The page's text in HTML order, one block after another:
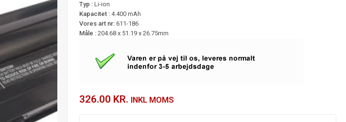
Typ : Li-ion
Kapacitet : 4.400 mAh
Vores art nr: 611-186
Måle : 204.68 x 51.19 x 26.75mm
326.00 KR. INKL MOMS